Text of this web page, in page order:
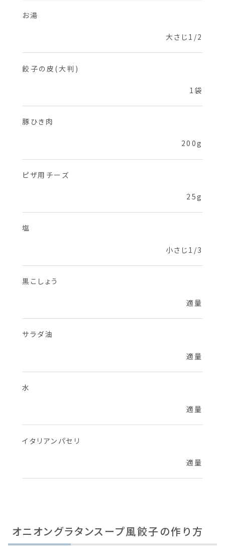
お湯
大さじ1/2
餃子の皮(大判)
1袋
豚ひき肉
200g
ピザ用チーズ
25g
塩
小さじ1/3
黒こしょう
適量
サラダ油
適量
水
適量
イタリアンパセリ
適量
オニオングラタンスープ風餃子の作り方